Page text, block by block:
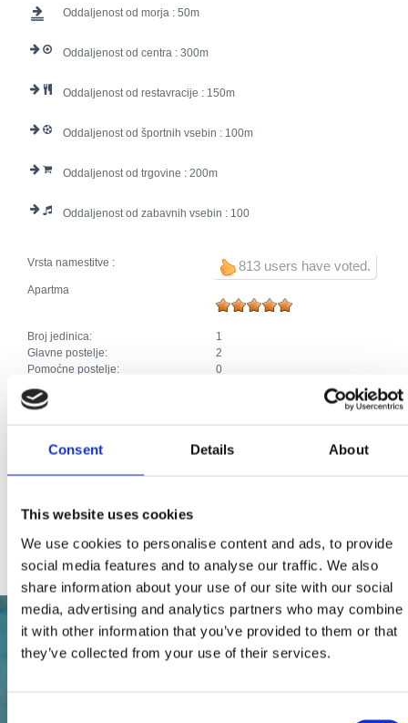
Consent Details About
This website uses cookies
We use cookies to personalise content and ads, to provide
social media features and to analyse our traffic. We also
share information about your use of our site with our social
media, advertising and analytics partners who may combine
it with other information that you’ve provided to them or that
they’ve collected from your use of their services.
Oddaljenost od morja : 50
Oddaljenost od centra : 300
Oddaljenost od restavracije : 150
Oddaljenost od športnih vsebin : 100
Oddaljenost od trgovine : 200
Oddaljenost od zabavnih vsebin : 100
813 users have voted.
Vrsta namestitve :
Apartma
Broj jedinica:
1
Glavne postelje:
2
Pomoćne postelje:
0
Skupno število postelj:
Pomoćne postelje: